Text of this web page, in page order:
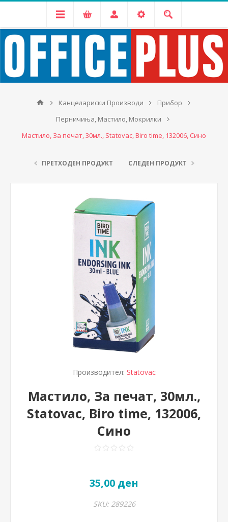
Канцелариски Производи
Прибор
Перничиња, Мастило, Мокрилки
Мастило, За печат, 30мл., Statovac, Biro time, 132006, Сино
ПРЕТХОДЕН ПРОДУКТ СЛЕДЕН ПРОДУКТ
Производител: Statovac
Мастило, За печат, 30мл.,
Statovac, Biro time, 132006,
Сино
35,00 ден
SKU: 289226